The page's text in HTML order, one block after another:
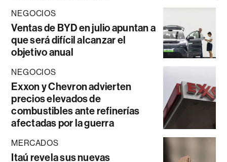
NEGOCIOS
Ventas de BYD en julio apuntan a
que será difícil alcanzar el
objetivo anual
NEGOCIOS
Exxon y Chevron advierten
precios elevados de
combustibles ante refinerías
afectadas por la guerra
MERCADOS
Itaú revela sus nuevas